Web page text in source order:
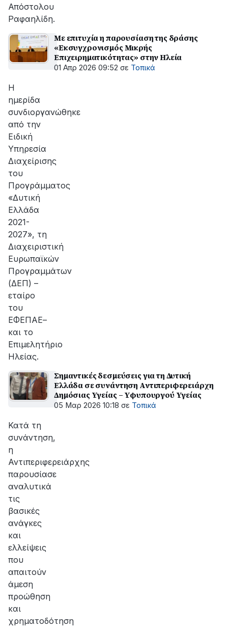
Απόστολου
Ραφαηλίδη.
Με επιτυχία η παρουσίαση της δράσης
«Εκσυγχρονισμός Μικρής
Επιχειρηματικότητας» στην Ηλεία
01 Απρ 2026 09:52 σε Τοπικά
Η
ημερίδα
συνδιοργανώθηκε
από την
Ειδική
Υπηρεσία
Διαχείρισης
του
Προγράμματος
«Δυτική
Ελλάδα
2021-
2027», τη
Διαχειριστική
Ευρωπαϊκών
Προγραμμάτων
(ΔΕΠ) –
εταίρο
του
ΕΦΕΠΑΕ–
και το
Επιμελητήριο
Ηλείας.
Σημαντικές δεσμεύσεις για τη Δυτική
Ελλάδα σε συνάντηση Αντιπεριφερειάρχη
Δημόσιας Υγείας – Υφυπουργού Υγείας
05 Μαρ 2026 10:18 σε Τοπικά
Κατά τη
συνάντηση,
η
Αντιπεριφερειάρχης
παρουσίασε
αναλυτικά
τις
βασικές
ανάγκες
και
ελλείψεις
που
απαιτούν
άμεση
προώθηση
και
χρηματοδότηση